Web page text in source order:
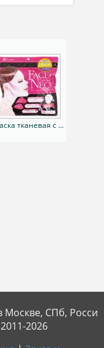
тканевая с ...
Москве, СПб, Росси
2026